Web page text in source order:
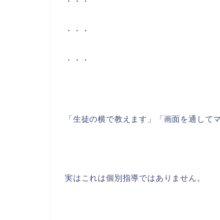
・・・
・・・
「生徒の横で教えます」「画面を通して
実はこれは個別指導ではありません。